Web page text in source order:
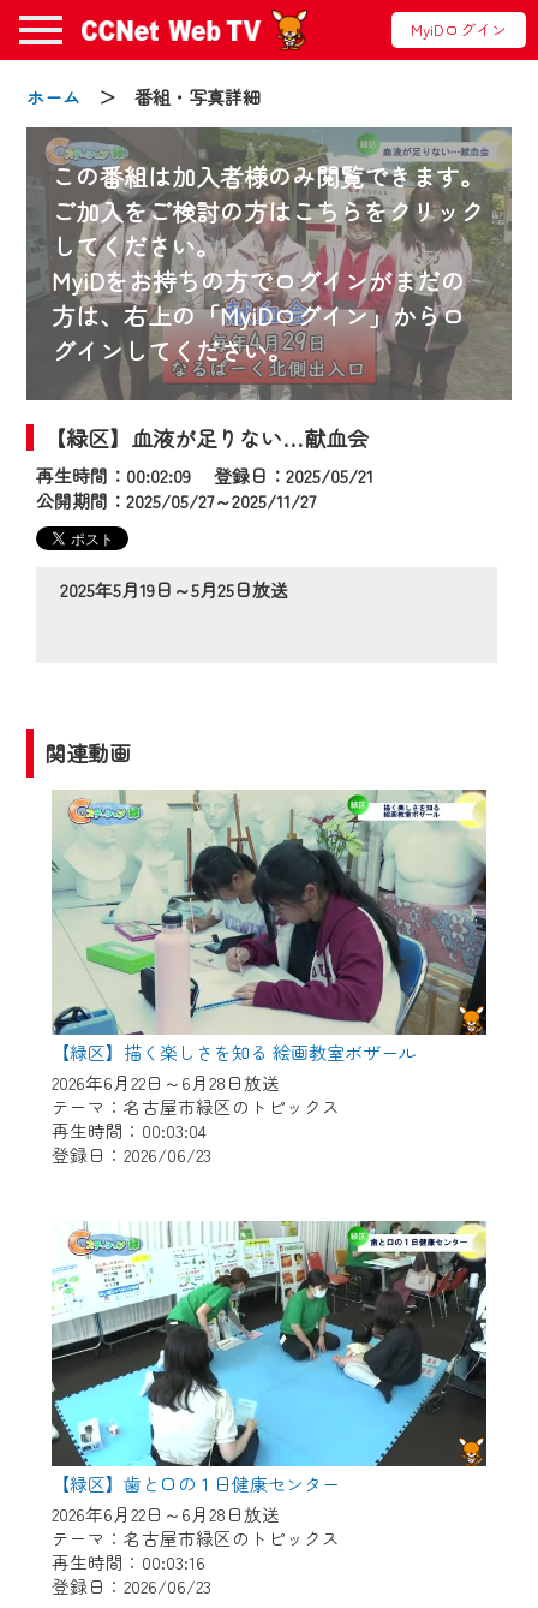
MyiDログイン
ホーム ＞ 番組・写真詳細
この番組は加入者様のみ閲覧できます。
ご加入をご検討の方はこちらをクリック
してください。
MyiDをお持ちの方でログインがまだの
方は、右上の「MyiDログイン」からロ
グインしてください。
【緑区】血液が足りない…献血会
再生時間：00:02:09 登録日：2025/05/21
公開期間：2025/05/27～2025/11/27
2025年5月19日～5月25日放送
関連動画
【緑区】描く楽しさを知る 絵画教室ボザール
2026年6月22日～6月28日放送
テーマ：名古屋市緑区のトピックス
再生時間：00:03:04
登録日：2026/06/23
【緑区】歯と口の１日健康センター
2026年6月22日～6月28日放送
テーマ：名古屋市緑区のトピックス
再生時間：00:03:16
登録日：2026/06/23
お知らせ
2024/09/02
動画配信サービス『CCNet Web TV』は2024
年9月24日からリニューアルします！
【変更点】
◆デザイン変更により、お住まいの地域
の動画コンテンツが一目瞭然。
◆当社アプリやＰＣブラウザから、いつ
でも・どこでも・外出先でも！
2024年9月24日からはご加入者様へのサー
ビス向上のため、
『CCNet Web TV』を利用いただくには、
一部コンテンツを除き、
CCNetサービスへの加入と『CCNetマイ
ページ※』へのログインが必要となりま
す。
何卒、ご理解ご了承の程よろしくお願い
いたします。
※マイページへのログインには、MyIDが必
要となります。
※MyIDとは、CCNet Web TVを含むCCNetの
各種サービスをご利用頂くためのIDです。
で設定できます。
（GmailやYahooなどのフリーメールアドレ
スでも作成可能です）
※マイページへのログイン・MyIDの新規登
録はこちらから
※CCNetアプリをご利用中の方は引き続き
ご視聴いただけます。
＜メンテナンス情報＞
CCNetWebTVのリニューアルにともないメ
ンテナンス作業を予定しています。